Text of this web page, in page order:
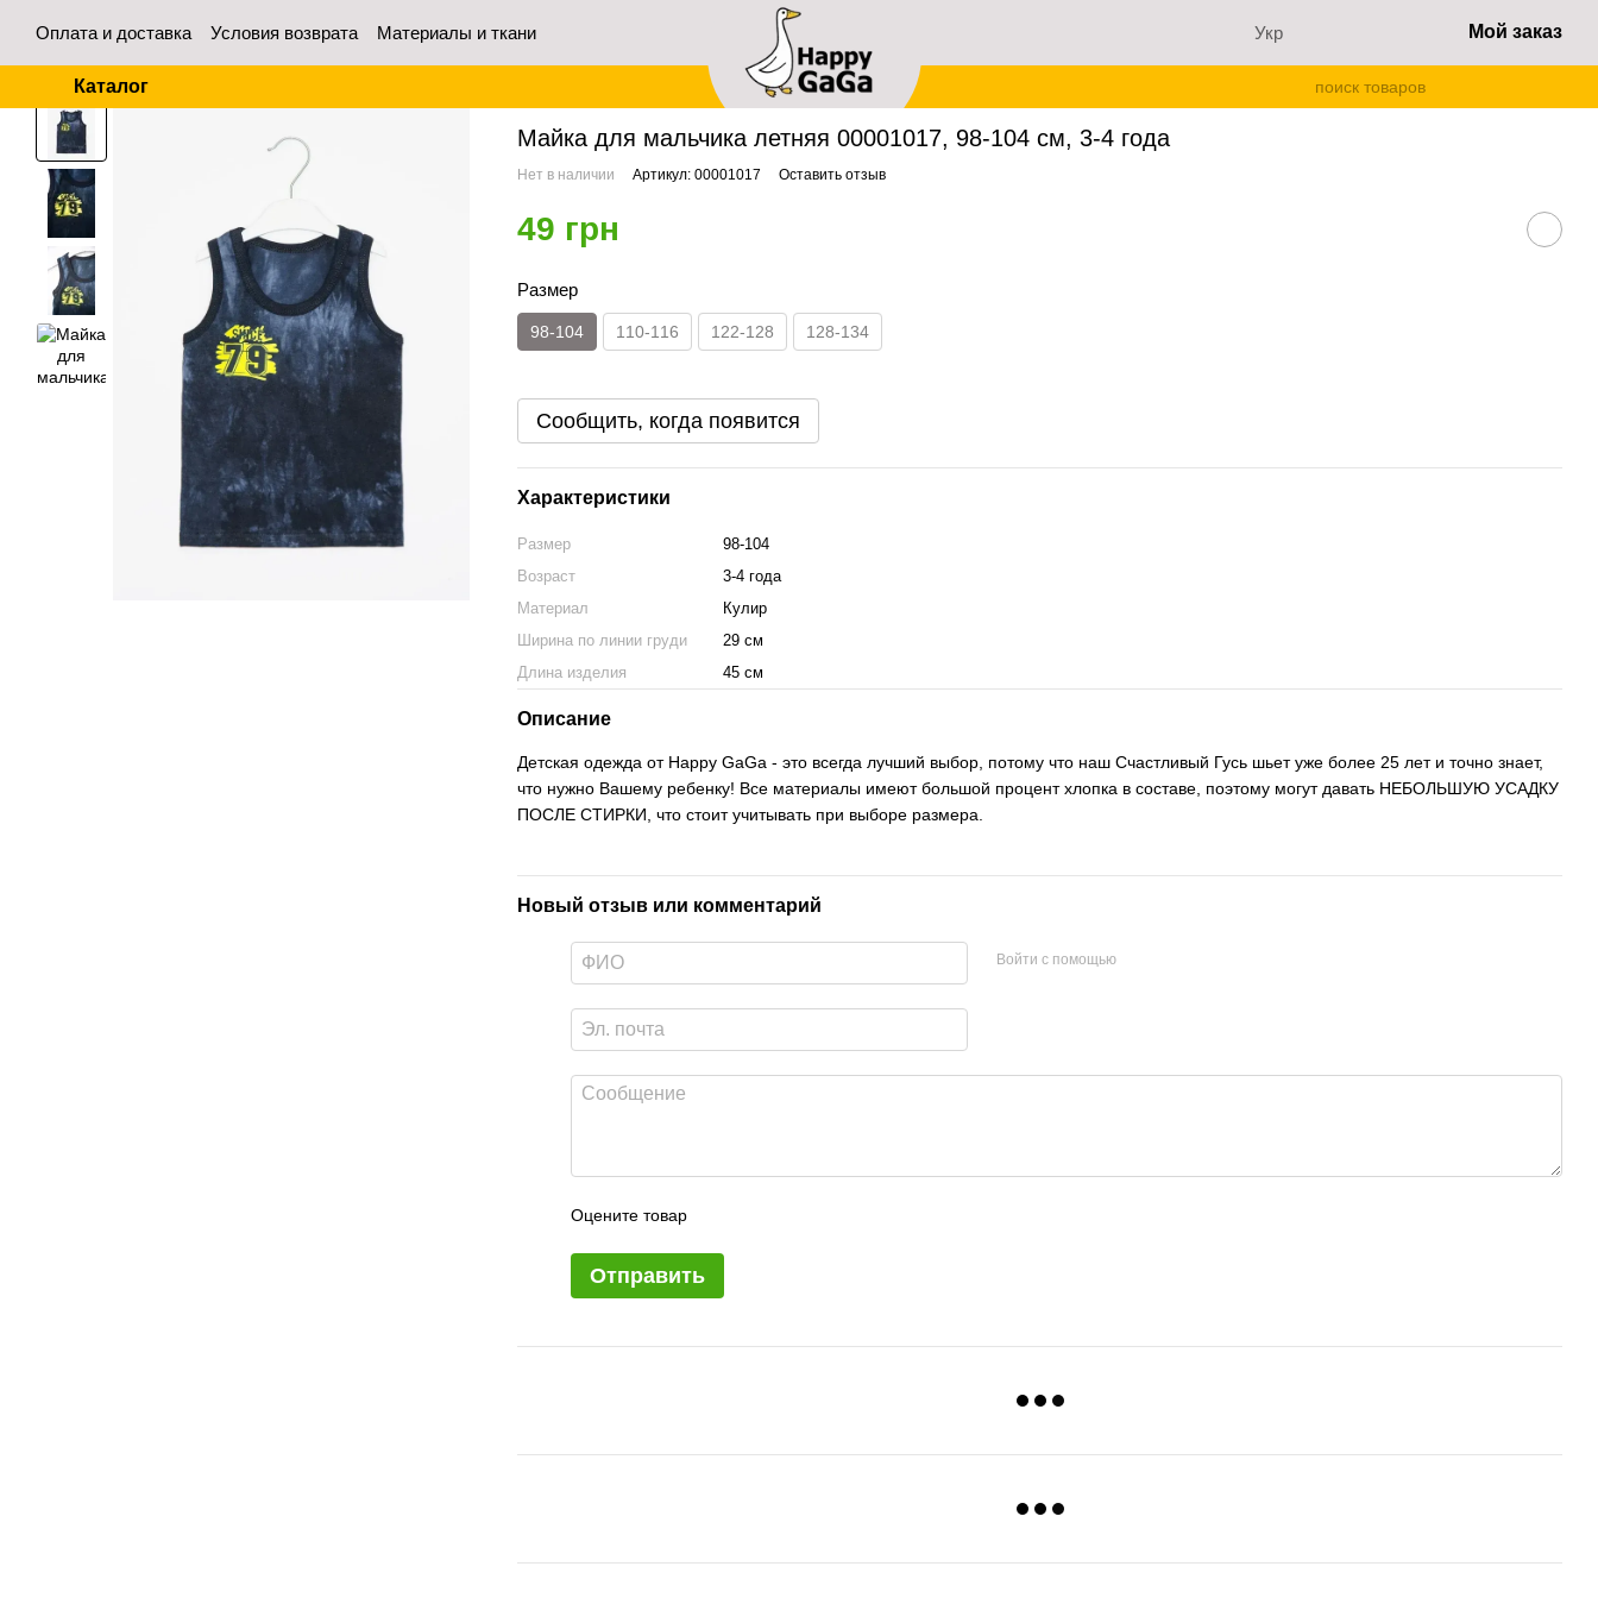
Оплата и доставка Условия возврата
Материалы и ткани
Укр Мой заказ
Каталог
Майка для мальчика летняя 00001017, 98-104 см, 3-4 года
Майка для мальчика летняя 00001017, 98-104 см, 3-4 года
Нет в наличии Артикул: 00001017 Оставить отзыв
49 грн
Размер
98-104 110-116 122-128 128-134
Сообщить, когда появится
Характеристики
Размер
98-104
Возраст
3-4 года
Материал
Кулир
Ширина по линии груди
29 см
Длина изделия
45 см
Описание
Детская одежда от Happy GaGa - это всегда лучший выбор, потому что наш Счастливый Гусь шьет уже более 25 лет и точно знает,
что нужно Вашему ребенку! Все материалы имеют большой процент хлопка в составе, поэтому могут давать НЕБОЛЬШУЮ УСАДКУ
ПОСЛЕ СТИРКИ, что стоит учитывать при выборе размера.
Новый отзыв или комментарий
Войти с помощью
Оцените товар
Отправить